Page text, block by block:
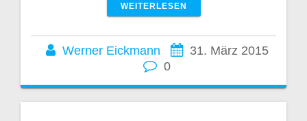
WEITERLESEN
Werner Eickmann
31. März 2015
0